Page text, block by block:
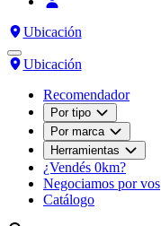
Ubicación
Ubicación
Recomendador
Por tipo
Por marca
Herramientas
¿Vendés 0km?
Negociamos por vos
Catálogo